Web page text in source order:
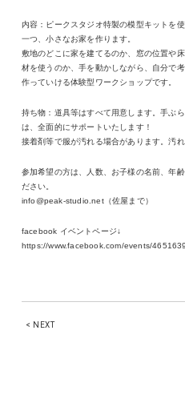
内容：ピークスタジオ特製の模型キットを
一つ、小さなお家を作ります。
敷地のどこに家を建てるのか、窓の位置や
材を使うのか、手を動かしながら、自分で
作っていける体験型ワークショップです。
持ち物：道具等はすべて用意します。手ぶ
は、全面的にサポートいたします！
接着剤等で服が汚れる場合があります。汚
参加希望の方は、人数、お子様の名前、年
ださい。
info@peak-studio.net（佐屋まで）
facebook イベントページ↓
https://www.facebook.com/events/
< NEXT